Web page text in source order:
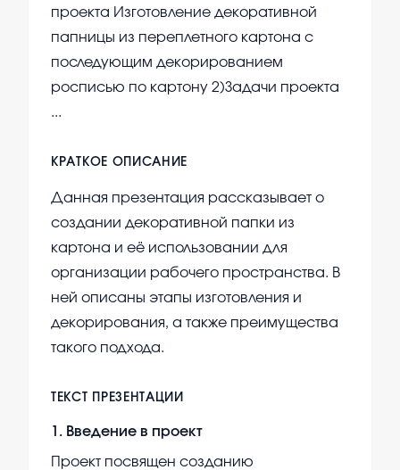
проекта Изготовление декоративной
папницы из переплетного картона с
последующим декорированием
росписью по картону 2)Задачи проекта
...
КРАТКОЕ ОПИСАНИЕ
Данная презентация рассказывает о
создании декоративной папки из
картона и её использовании для
организации рабочего пространства. В
ней описаны этапы изготовления и
декорирования, а также преимущества
такого подхода.
ТЕКСТ ПРЕЗЕНТАЦИИ
1 . Введение в проект
Проект посвящен созданию